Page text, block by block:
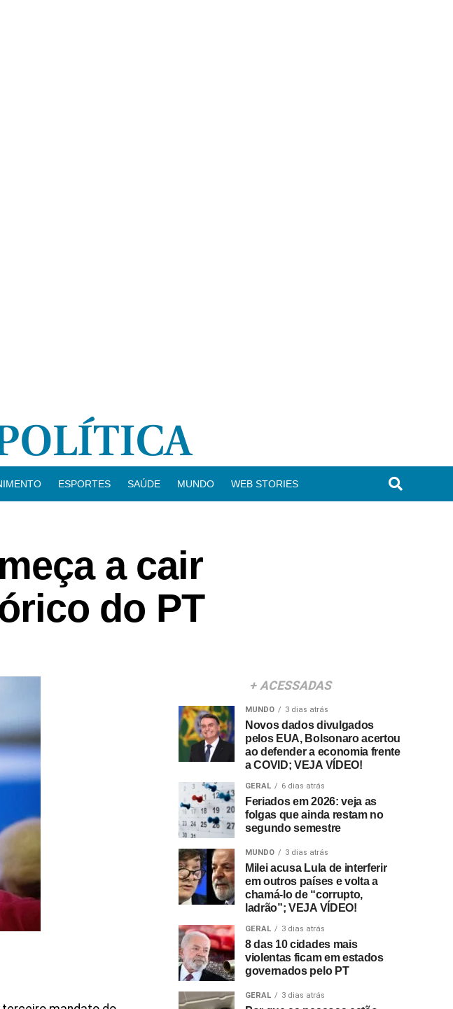
ESPORTES SAÚDE MUNDO WEB STORIES
a cair
do PT
+ ACESSADAS
MUNDO 3 dias atrás
Novos dados divulgados
pelos EUA, Bolsonaro acertou
ao defender a economia frente
a COVID; VEJA VÍDEO!
GERAL 6 dias atrás
Feriados em 2026: veja as
folgas que ainda restam no
segundo semestre
MUNDO 3 dias atrás
Milei acusa Lula de interferir
em outros países e volta a
chamá-lo de “corrupto,
ladrão”; VEJA VÍDEO!
GERAL 3 dias atrás
8 das 10 cidades mais
violentas ficam em estados
governados pelo PT
GERAL 3 dias atrás